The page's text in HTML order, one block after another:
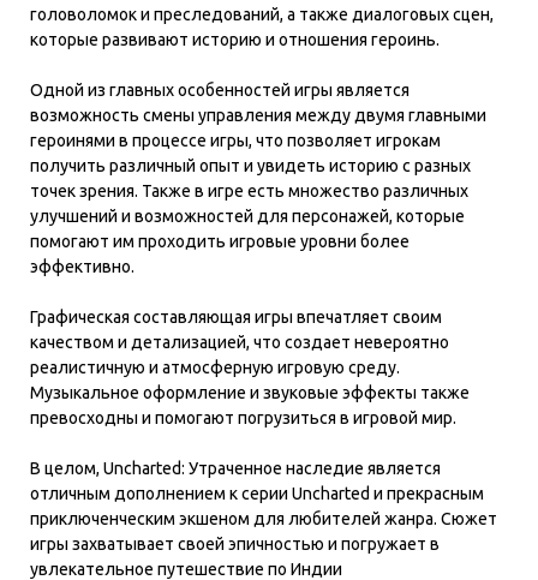
головоломок и преследований, а также диалоговых сцен,
которые развивают историю и отношения героинь.
Одной из главных особенностей игры является
возможность смены управления между двумя главными
героинями в процессе игры, что позволяет игрокам
получить различный опыт и увидеть историю с разных
точек зрения. Также в игре есть множество различных
улучшений и возможностей для персонажей, которые
помогают им проходить игровые уровни более
эффективно.
Графическая составляющая игры впечатляет своим
качеством и детализацией, что создает невероятно
реалистичную и атмосферную игровую среду.
Музыкальное оформление и звуковые эффекты также
превосходны и помогают погрузиться в игровой мир.
В целом, Uncharted: Утраченное наследие является
отличным дополнением к серии Uncharted и прекрасным
приключенческим экшеном для любителей жанра. Сюжет
игры захватывает своей эпичностью и погружает в
увлекательное путешествие по Индии